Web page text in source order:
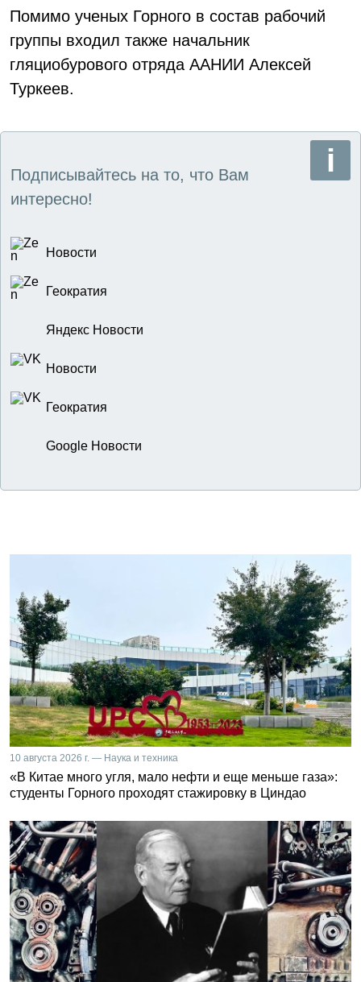
Помимо ученых Горного в состав рабочий
группы входил также начальник
гляциобурового отряда ААНИИ Алексей
Туркеев.
Подписывайтесь на то, что Вам
интересно!
Новости
Геократия
Яндекс Новости
Новости
Геократия
Google Новости
10 августа 2026 г. — Наука и техника
«В Китае много угля, мало нефти и еще меньше газа»:
студенты Горного проходят стажировку в Циндао